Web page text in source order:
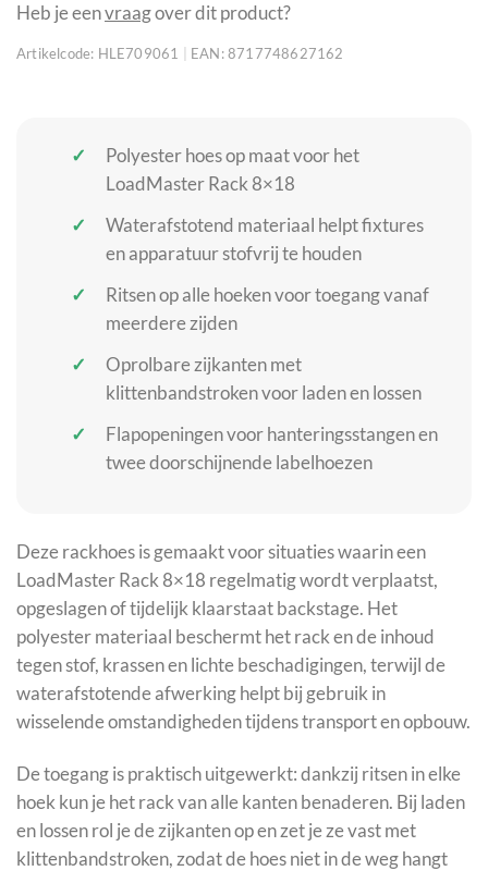
Heb je eenvraagover dit product?
Artikelcode: HLE709061 EAN: 8717748627162
Polyester hoes op maat voor het
LoadMaster Rack 8×18
Waterafstotend materiaal helpt fixtures
en apparatuur stofvrij te houden
Ritsen op alle hoeken voor toegang vanaf
meerdere zijden
Oprolbare zijkanten met
klittenbandstroken voor laden en lossen
Flapopeningen voor hanteringsstangen en
twee doorschijnende labelhoezen
Deze rackhoes is gemaakt voor situaties waarin een
LoadMaster Rack 8×18 regelmatig wordt verplaatst,
opgeslagen of tijdelijk klaarstaat backstage. Het
polyester materiaal beschermt het rack en de inhoud
tegen stof, krassen en lichte beschadigingen, terwijl de
waterafstotende afwerking helpt bij gebruik in
wisselende omstandigheden tijdens transport en opbouw.
De toegang is praktisch uitgewerkt: dankzij ritsen in elke
hoek kun je het rack van alle kanten benaderen. Bij laden
en lossen rol je de zijkanten op en zet je ze vast met
klittenbandstroken, zodat de hoes niet in de weg hangt